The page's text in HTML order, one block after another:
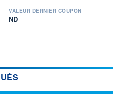
VALEUR DERNIER COUPON
ND